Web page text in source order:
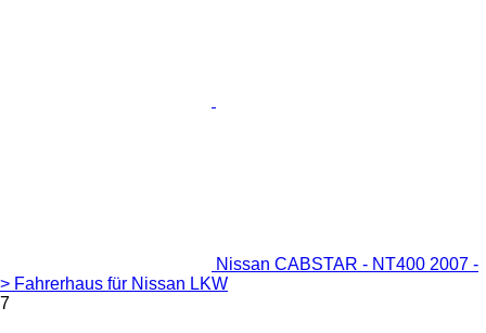
Nissan CABSTAR - NT400 2007 -
> Fahrerhaus für Nissan LKW
7